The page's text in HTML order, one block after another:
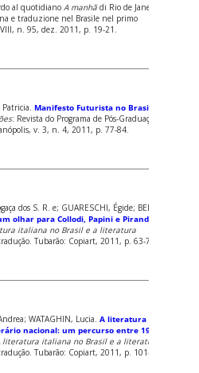
al quotidiano A manhã di Rio de Janeiro.
e traduzione nel Brasile nel primo
n. 95, dez. 2011, p. 19-21.
Patricia.Manifesto Futurista no Brasil:
: Revista do Programa de Pós-Graduação em
v. 3, n. 4, 2011, p. 77-84.
dos S. R. e; GUARESCHI, Égide; BELLETTI,
olhar para Collodi, Papini e Pirandello.
italiana no Brasil e a literatura
Tubarão: Copiart, 2011, p. 63-77.
WATAGHIN, Lucia.A literatura
nacional: um percurso entre 1900 e
literatura italiana no Brasil e a literatura
Tubarão: Copiart, 2011, p. 101-115.